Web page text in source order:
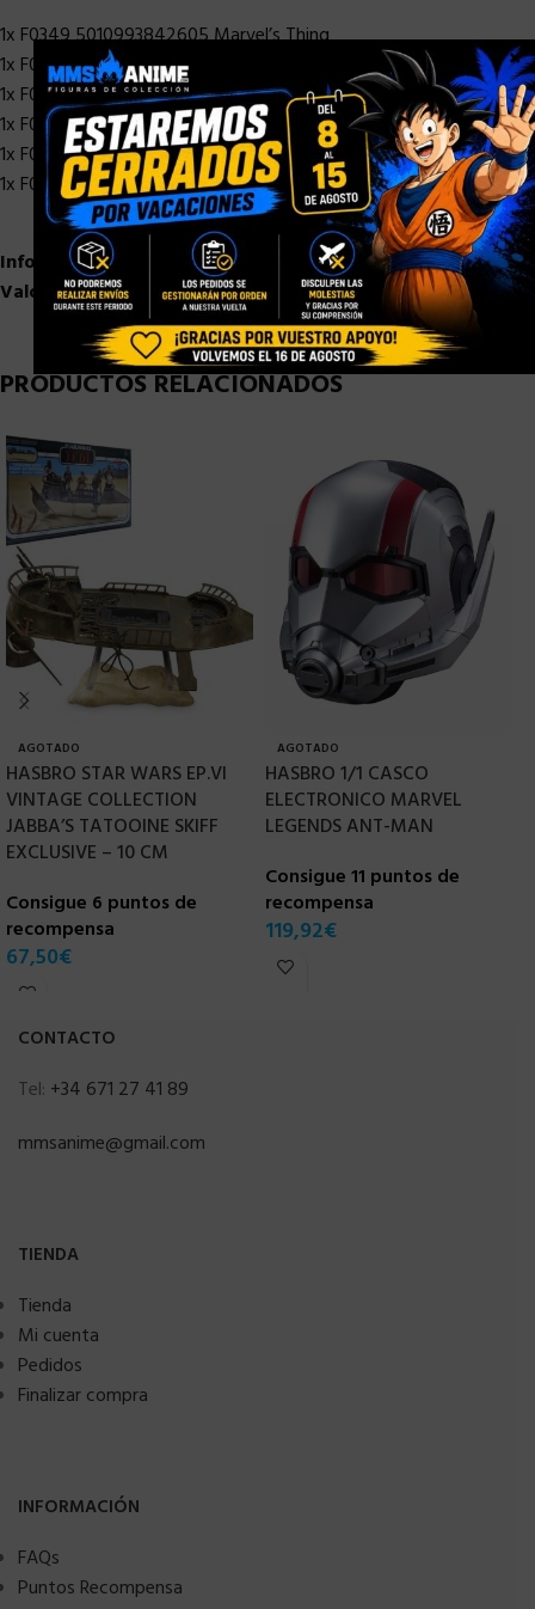
1x F0349 5010993842605 Marvel’s Thing
1x F0350 5010993842551 Marvel’s Invisible Woman
1x F0351 5010993842544 Human Torch
1x F0352 5010993842520 Mr. Fantastic
1x F0353 5010993842537 Psycho-Man
1x F0354 5010993842599 High Evolutionary
Información adicional
Valoraciones (0)
PRODUCTOS RELACIONADOS
AGOTADO
HASBRO STAR WARS EP.VI
VINTAGE COLLECTION
JABBA’S TATOOINE SKIFF
EXCLUSIVE – 10 CM
Consigue 6 puntos de
recompensa
67,50€
AGOTADO
HASBRO 1/1 CASCO
ELECTRONICO MARVEL
LEGENDS ANT-MAN
Consigue 11 puntos de
recompensa
119,92€
CONTACTO
Tel: +34 671 27 41 89
mmsanime@gmail.com
TIENDA
Tienda
Mi cuenta
Pedidos
Finalizar compra
INFORMACIÓN
FAQs
Puntos Recompensa
×